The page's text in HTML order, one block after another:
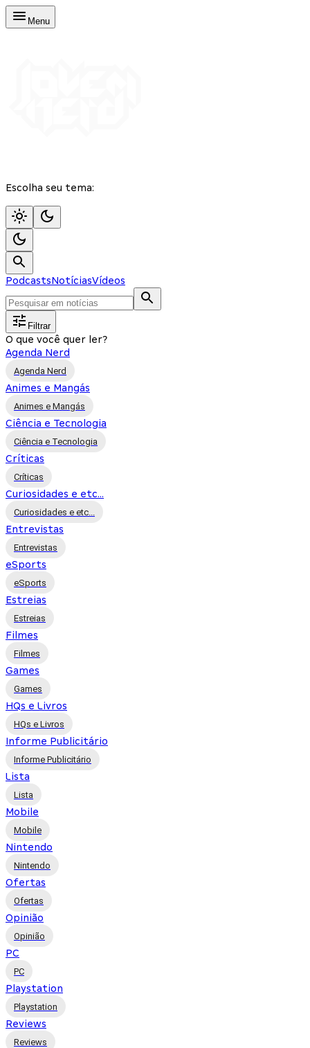
Menu
Escolha seu tema:
PodcastsNotíciasVídeos
Filtrar
O que você quer ler?
Agenda Nerd
Agenda Nerd
Animes e Mangás
Animes e Mangás
Ciência e Tecnologia
Ciência e Tecnologia
Críticas
Críticas
Curiosidades e etc...
Curiosidades e etc...
Entrevistas
Entrevistas
eSports
eSports
Estreias
Estreias
Filmes
Filmes
Games
Games
HQs e Livros
HQs e Livros
Informe Publicitário
Informe Publicitário
Lista
Lista
Mobile
Mobile
Nintendo
Nintendo
Ofertas
Ofertas
Opinião
Opinião
PC
PC
Playstation
Playstation
Reviews
Reviews